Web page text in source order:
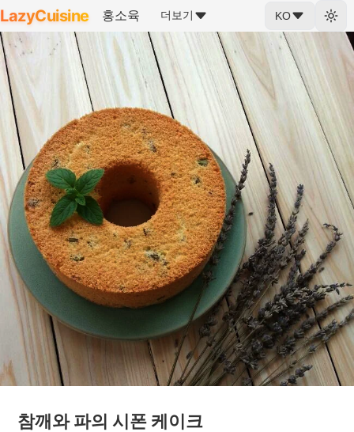
LazyCuisine 홍소육 더보기 KO
참깨와 파의 시폰 케이크